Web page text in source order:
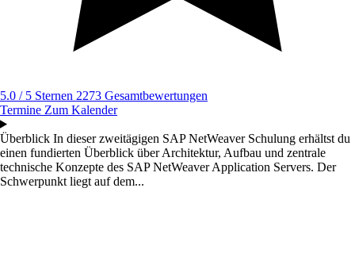
5.0 / 5 Sternen 2273 Gesamtbewertungen
Termine Zum Kalender
Überblick In dieser zweitägigen SAP NetWeaver Schulung erhältst du
einen fundierten Überblick über Architektur, Aufbau und zentrale
technische Konzepte des SAP NetWeaver Application Servers. Der
Schwerpunkt liegt auf dem...